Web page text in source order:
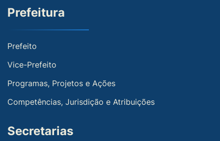
Prefeitura
Prefeito
Vice-Prefeito
Programas, Projetos e Ações
Competências, Jurisdição e Atribuições
Secretarias